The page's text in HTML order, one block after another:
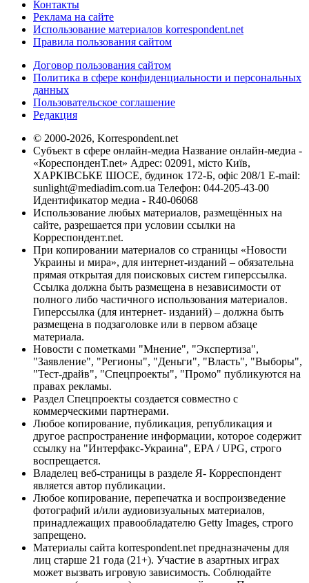
Контакты
Реклама на сайте
Использование материалов korrespondent.net
Правила пользования сайтом
Договор пользования сайтом
Политика в сфере конфиденциальности и персональных
данных
Пользовательское соглашение
Редакция
© 2000-2026, Korrespondent.net
Субъект в сфере онлайн-медиа Название онлайн-медиа -
«КореспонденТ.net» Адрес: 02091, місто Київ,
ХАРКІВСЬКЕ ШОСЕ, будинок 172-Б, офіс 208/1 E-mail:
sunlight@mediadim.com.ua Телефон: 044-205-43-00
Идентификатор медиа - R40-06068
Использование любых материалов, размещённых на
сайте, разрешается при условии ссылки на
Корреспондент.net.
При копировании материалов со страницы «Новости
Украины и мира», для интернет-изданий – обязательна
прямая открытая для поисковых систем гиперссылка.
Ссылка должна быть размещена в независимости от
полного либо частичного использования материалов.
Гиперссылка (для интернет- изданий) – должна быть
размещена в подзаголовке или в первом абзаце
материала.
Новости с пометками "Мнение", "Экспертиза",
"Заявление", "Регионы", "Деньги", "Власть", "Выборы",
"Тест-драйв", "Спецпроекты", "Промо" публикуются на
правах рекламы.
Раздел Спецпроекты создается совместно с
коммерческими партнерами.
Любое копирование, публикация, републикация и
другое распространение информации, которое содержит
ссылку на "Интерфакс-Украина", EPA / UPG, строго
воспрещается.
Владелец веб-страницы в разделе Я- Корреспондент
является автор публикации.
Любое копирование, перепечатка и воспроизведение
фотографий и/или аудиовизуальных материалов,
принадлежащих правообладателю Getty Images, строго
запрещено.
Материалы сайта korrespondent.net предназначены для
лиц старше 21 года (21+). Участие в азартных играх
может вызвать игровую зависимость. Соблюдайте